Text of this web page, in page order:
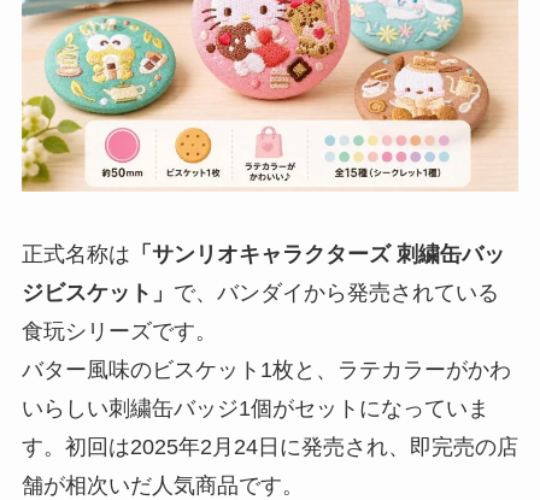
正式名称は 「サンリオキャラクターズ 刺繍缶バッ
ジビスケット」 で、バンダイから発売されている
食玩シリーズです。
バター風味のビスケット1枚と、ラテカラーがかわ
いらしい刺繍缶バッジ1個がセットになっていま
す。初回は2025年2月24日に発売され、即完売の店
舗が相次いだ人気商品です。